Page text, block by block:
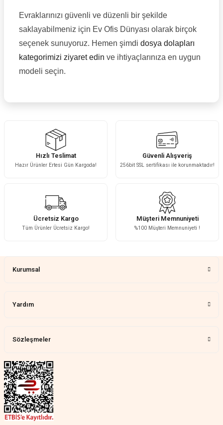
Evraklarınızı güvenli ve düzenli bir şekilde
saklayabilmeniz için Ev Ofis Dünyası olarak birçok
seçenek sunuyoruz. Hemen şimdi dosya dolapları
kategorimizi ziyaret edin ve ihtiyaçlarınıza en uygun
modeli seçin.
Hızlı Teslimat
Hazır Ürünler Ertesi Gün Kargoda!
Güvenli Alışveriş
256bit SSL sertifikası ile korunmaktadır!
Ücretsiz Kargo
Tüm Ürünler Ücretsiz Kargo!
Müşteri Memnuniyeti
%100 Müşteri Memnuniyeti !
Kurumsal
Yardım
Sözleşmeler